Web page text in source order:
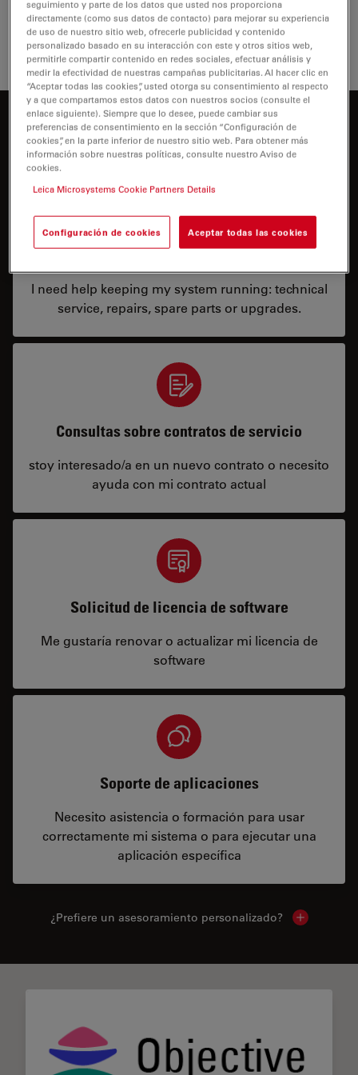
¿En qué podemos ayudarle?
Service & Repair
I need help keeping my system running: technical
service, repairs, spare parts or upgrades.
Consultas sobre contratos de servicio
stoy interesado/a en un nuevo contrato o necesito
ayuda con mi contrato actual
Solicitud de licencia de software
Me gustaría renovar o actualizar mi licencia de
software
Soporte de aplicaciones
Necesito asistencia o formación para usar
correctamente mi sistema o para ejecutar una
aplicación específica
¿Prefiere un asesoramiento personalizado? Show local
seguimiento y parte de los datos que usted nos proporciona
directamente (como sus datos de contacto) para mejorar su experiencia
de uso de nuestro sitio web, ofrecerle publicidad y contenido
personalizado basado en su interacción con este y otros sitios web,
permitirle compartir contenido en redes sociales, efectuar análisis y
medir la efectividad de nuestras campañas publicitarias. Al hacer clic en
“Aceptar todas las cookies”, usted otorga su consentimiento al respecto
y a que compartamos estos datos con nuestros socios (consulte el
enlace siguiente). Siempre que lo desee, puede cambiar sus
preferencias de consentimiento en la sección “Configuración de
cookies”, en la parte inferior de nuestro sitio web. Para obtener más
información sobre nuestras políticas, consulte nuestro Aviso de
cookies.
Leica Microsystems Cookie Partners Details
Configuración de cookies Aceptar todas las cookies